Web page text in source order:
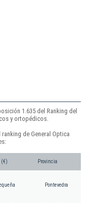
1.635 del Ranking del
y ortopédicos.
de General Optica
(€) Provincia
Pontevedra